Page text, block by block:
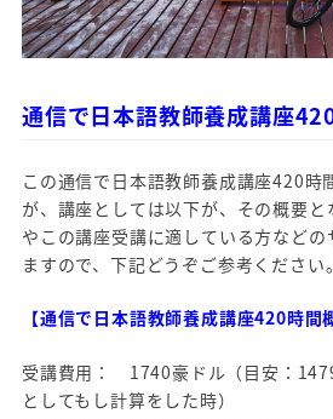
通信で日本語教師養成講座
この通信で日本語教師養成講座420時
が、講座としては以下が、その概要
やこの講座受講に適している方など
ますので、下記どうぞご参考ください。
【通信で日本語教師養成講座420時間
受講費用： 1740豪ドル（目安：
としてもし計算をした時）